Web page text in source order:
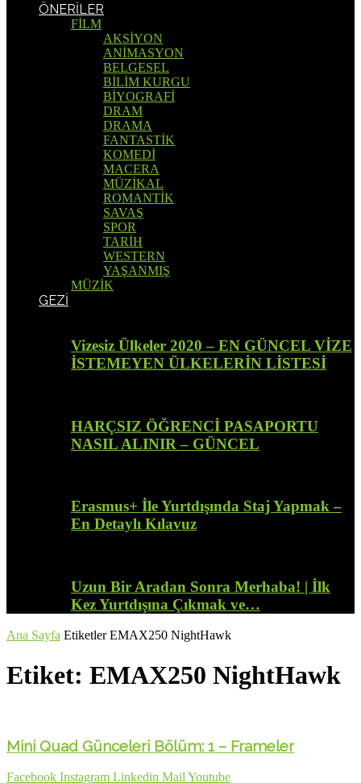
ÖNERİLER
FİLM
AKSİYON
ANİMASYON
BELGESEL
BİLİM KURGU
BİYOGRAFİ
DRAM
DRAMA
FANTASTİK
KOMEDİ
MACERA
MÜZİKAL
ROMANTİK
SAVAŞ
SPOR
TARİH
WESTERN
YAŞANMIŞ
MÜZİK
GEZİ
Vizesiz Ülkeler 2020 – EN GÜNCEL VİZE
İSTEMEYEN ÜLKELERİN LİSTESİ
HARÇSIZ ÖĞRENCİ PASAPORTU
NASIL ALINIR – GÜNCEL
Erasmus+ İle Yurtdışında Staj Yapmak –
En Detaylı Kılavuz
Uzun Bir Aradan Sonra Merhaba! | İlk
Kez Yurtdışına Çıkmak ve…
Ana Sayfa Etiketler EMAX250 NightHawk
Etiket: EMAX250 NightHawk
Mini Quad Günceleri Bölüm: 1 – Frameler
Facebook Instagram Linkedin Mail Youtube